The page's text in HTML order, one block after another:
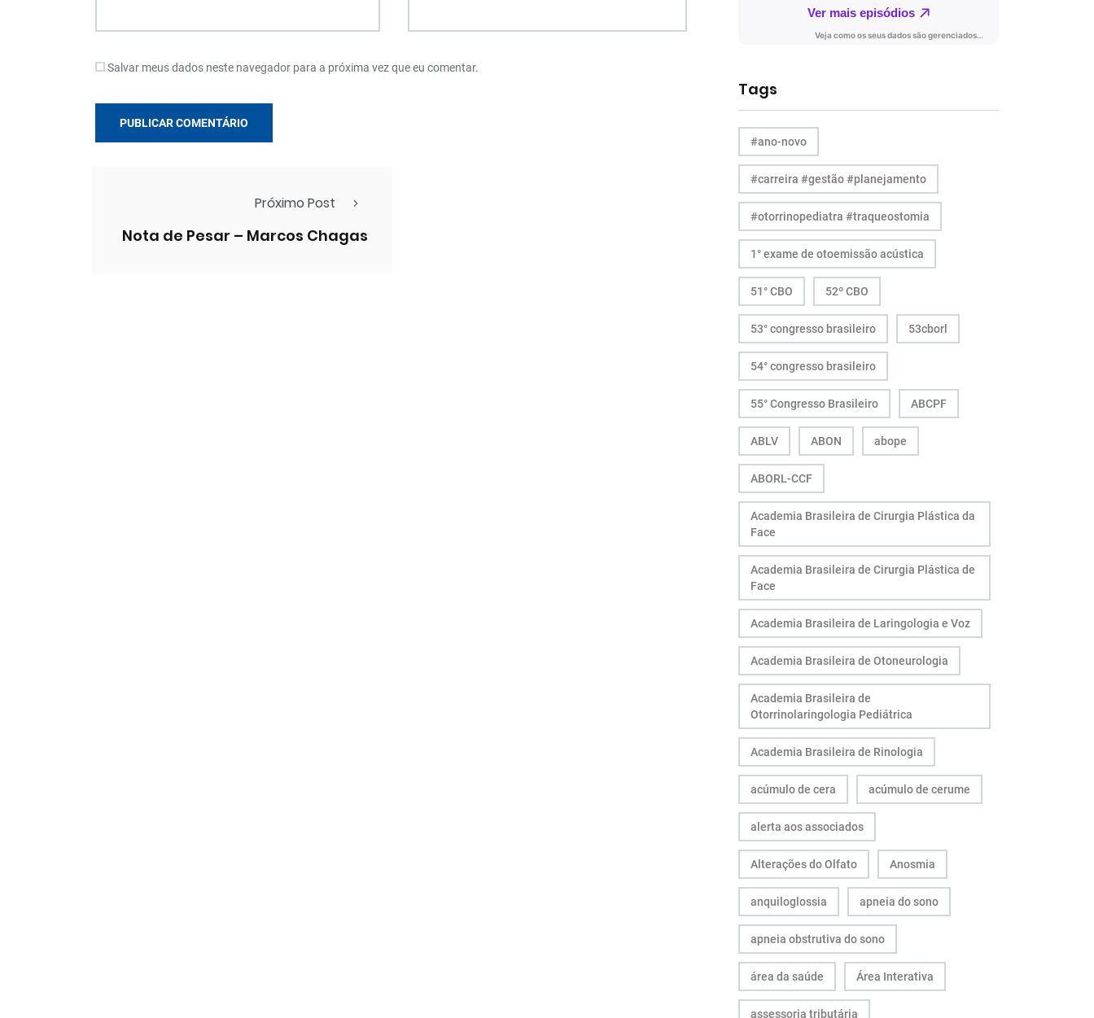
Salvar meus dados neste navegador para a próxima vez que eu comentar.
Próximo Post
Nota de Pesar – Marcos Chagas
Tags
#ano-novo
#carreira #gestão #planejamento
#otorrinopediatra #traqueostomia
1° exame de otoemissão acústica
51° CBO 52º CBO
53° congresso brasileiro 53cborl
54° congresso brasileiro
55° Congresso Brasileiro ABCPF
ABLV ABON abope
ABORL-CCF
Academia Brasileira de Cirurgia Plástica da
Face
Academia Brasileira de Cirurgia Plástica de
Face
Academia Brasileira de Laringologia e Voz
Academia Brasileira de Otoneurologia
Academia Brasileira de
Otorrinolaringologia Pediátrica
Academia Brasileira de Rinologia
acúmulo de cera acúmulo de cerume
alerta aos associados
Alterações do Olfato Anosmia
anquiloglossia apneia do sono
apneia obstrutiva do sono
área da saúde Área Interativa
assessoria tributária